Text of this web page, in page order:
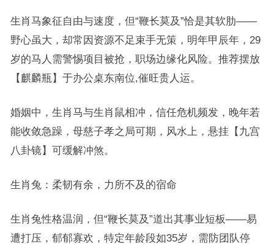
生肖马象征自由与速度，但“鞭长莫及”恰是其软肋——
野心虽大，却常因资源不足束手无策，明年甲辰年，29
岁的马人需警惕项目被抢，职场边缘化风险。推荐摆放
【麒麟瓶】于办公桌东南位,催旺贵人运。
婚姻中，生肖马与生肖鼠相冲，信任危机频发，晚年若
能收敛急躁，母慈子孝之局可期，风水上，悬挂【九宫
八卦镜】可缓解冲煞。
生肖兔：柔韧有余，力所不及的宿命
生肖兔性格温润，但“鞭长莫及”道出其事业短板——易
遭打压，郁郁寡欢，特定年龄段如35岁，需防团队停